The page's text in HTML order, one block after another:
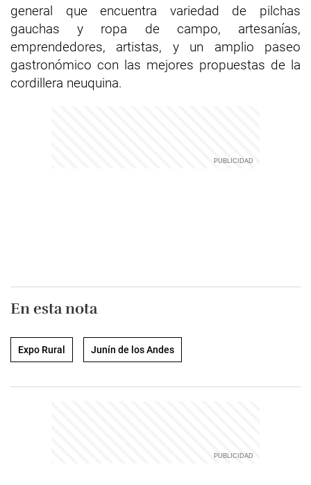
general que encuentra variedad de pilchas
gauchas y ropa de campo, artesanías,
emprendedores, artistas, y un amplio paseo
gastronómico con las mejores propuestas de la
cordillera neuquina.
En esta nota
Expo Rural Junín de los Andes